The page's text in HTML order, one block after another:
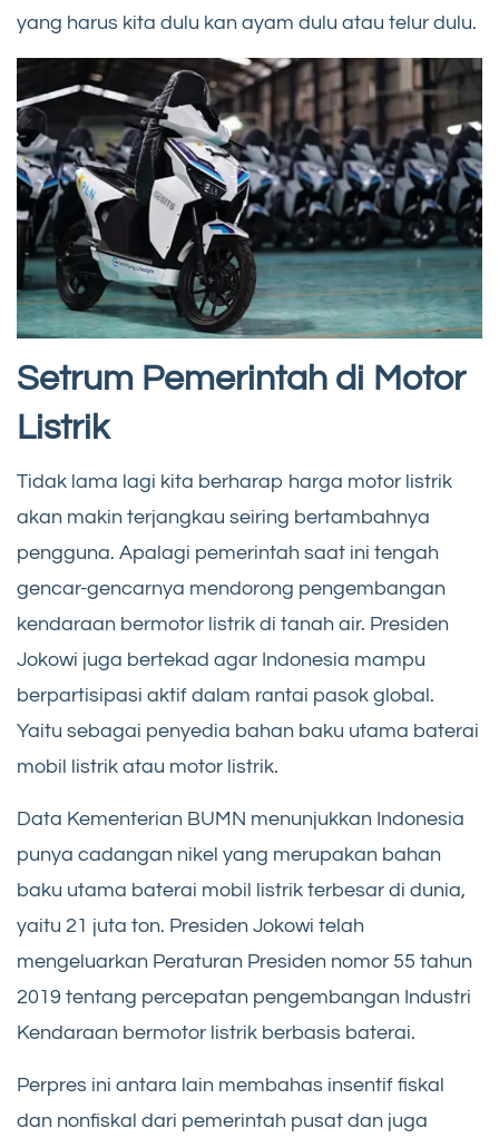
yang harus kita dulu kan ayam dulu atau telur dulu.
Setrum Pemerintah di Motor
Listrik
Tidak lama lagi kita berharap harga motor listrik
akan makin terjangkau seiring bertambahnya
pengguna. Apalagi pemerintah saat ini tengah
gencar-gencarnya mendorong pengembangan
kendaraan bermotor listrik di tanah air. Presiden
Jokowi juga bertekad agar Indonesia mampu
berpartisipasi aktif dalam rantai pasok global.
Yaitu sebagai penyedia bahan baku utama baterai
mobil listrik atau motor listrik.
Data Kementerian BUMN menunjukkan Indonesia
punya cadangan nikel yang merupakan bahan
baku utama baterai mobil listrik terbesar di dunia,
yaitu 21 juta ton. Presiden Jokowi telah
mengeluarkan Peraturan Presiden nomor 55 tahun
2019 tentang percepatan pengembangan Industri
Kendaraan bermotor listrik berbasis baterai.
Perpres ini antara lain membahas insentif fiskal
dan nonfiskal dari pemerintah pusat dan juga